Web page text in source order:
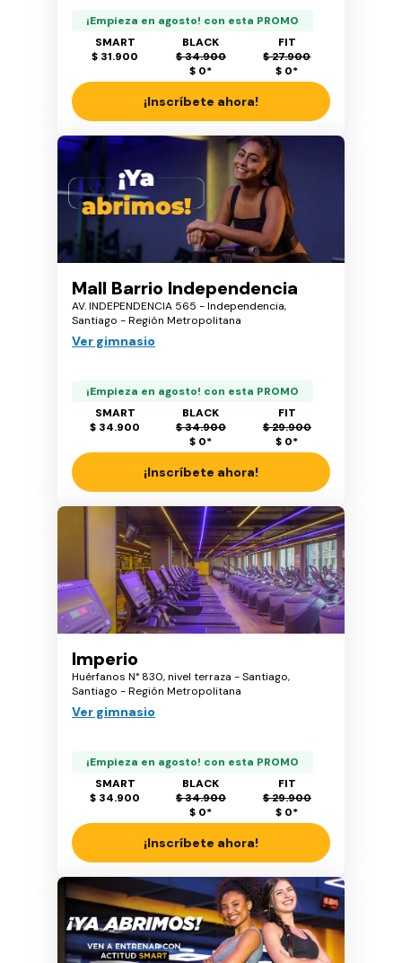
¡Empieza en agosto! con esta PROMO
SMART
$ 31.900
BLACK
$ 34.900
$ 0*
FIT
$ 27.900
$ 0*
¡Inscríbete ahora!
Mall Barrio Independencia
AV. INDEPENDENCIA 565 - Independencia,
Santiago - Región Metropolitana
Ver gimnasio
¡Empieza en agosto! con esta PROMO
SMART
$ 34.900
BLACK
$ 34.900
$ 0*
FIT
$ 29.900
$ 0*
¡Inscríbete ahora!
Imperio
Huérfanos N° 830, nivel terraza - Santiago,
Santiago - Región Metropolitana
Ver gimnasio
¡Empieza en agosto! con esta PROMO
SMART
$ 34.900
BLACK
$ 34.900
$ 0*
FIT
$ 29.900
$ 0*
¡Inscríbete ahora!